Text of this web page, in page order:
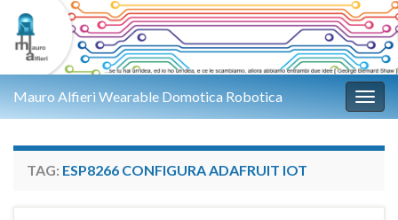
Mauro Alfieri Wearable Domotica Robotica
TAG: ESP8266 CONFIGURA ADAFRUIT IOT